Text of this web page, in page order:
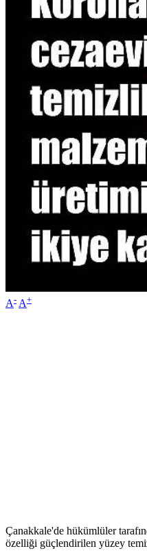
A- A+
Çanakkale'de hükümlüler
özelliği güçlendirilen yüzey